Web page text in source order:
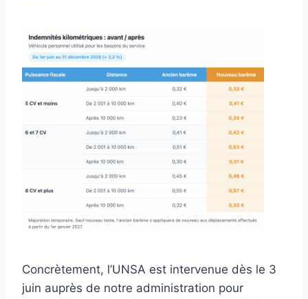
Concrètement, l’UNSA est intervenue dès le 3
juin auprès de notre administration pour